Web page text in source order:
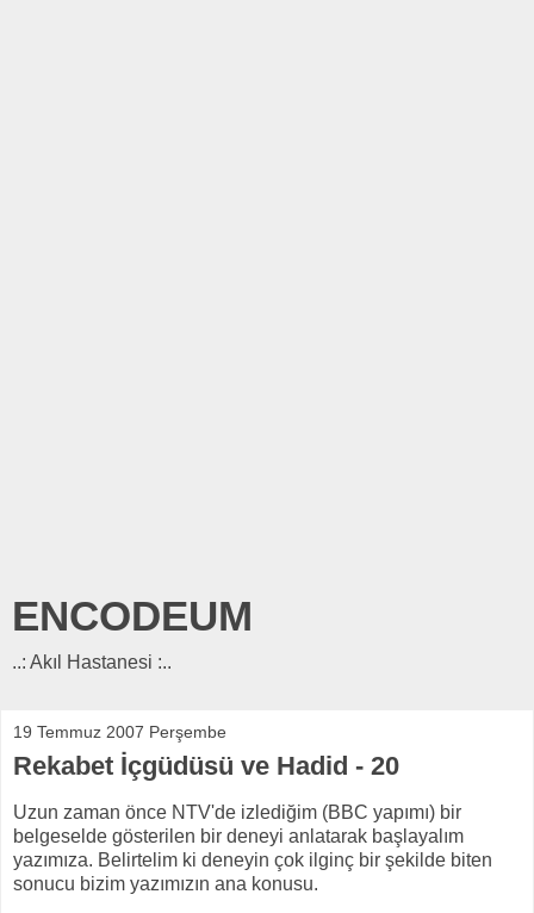
ENCODEUM
..: Akıl Hastanesi :..
19 Temmuz 2007 Perşembe
Rekabet İçgüdüsü ve Hadid - 20
Uzun zaman önce NTV'de izlediğim (BBC yapımı) bir
belgeselde gösterilen bir deneyi anlatarak başlayalım
yazımıza. Belirtelim ki deneyin çok ilginç bir şekilde biten
sonucu bizim yazımızın ana konusu.